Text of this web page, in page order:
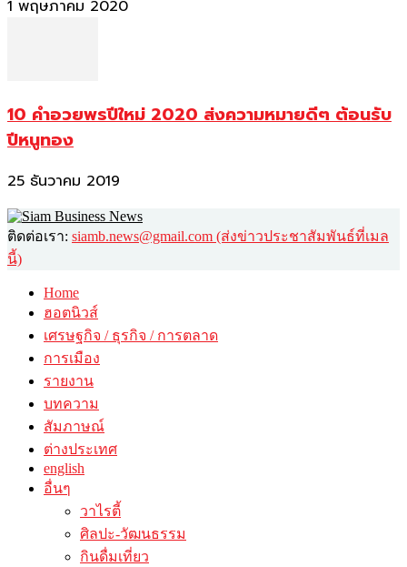
1 พฤษภาคม 2020
10 คำอวยพรปีใหม่ 2020 ส่งความหมายดีๆ ต้อนรับ
ปีหนูทอง
25 ธันวาคม 2019
ติดต่อเรา: siamb.news@gmail.com (ส่งข่าวประชาสัมพันธ์ที่เมล
นี้)
Home
ฮอตนิวส์
เศรษฐกิจ / ธุรกิจ / การตลาด
การเมือง
รายงาน
บทความ
สัมภาษณ์
ต่างประเทศ
english
อื่นๆ
วาไรตี้
ศิลปะ-วัฒนธรรม
กินดื่มเที่ยว